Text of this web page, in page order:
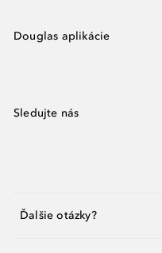
Douglas aplikácie
Sledujte nás
Ďalšie otázky?